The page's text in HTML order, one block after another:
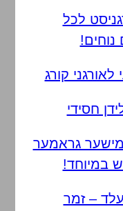
לכל
נוחים!
קורג
חסידי
גראמער
במיוחד!
– זמר